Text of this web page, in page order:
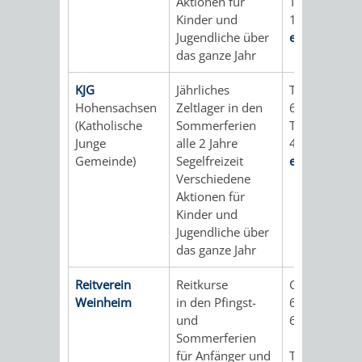
STADT
WIEDERVERMIETUNGSPRÄMIE
UND
GEBÄUDEBETRIEB
WIRTSCHAFT
FÜR
SOZIALE
AMT
Kinder und
Jugendliche über
das ganze Jahr
13
e-mail
KJG
Hohensachsen
(Katholische
Junge
Gemeinde)
Jährliches
Zeltlager in den
Sommerferien
alle 2 Jahre
Segelfreizeit
Verschiedene
Aktionen für
Kinder und
Jugendliche über
das ganze Jahr
Talstraße 17
69469
Tel.: 06201
48
e-mail
Reitverein
Weinheim
Reitkurse
in den Pfingst-
und
Sommerferien
für Anfänger und
60
69469
Tel.: 06201